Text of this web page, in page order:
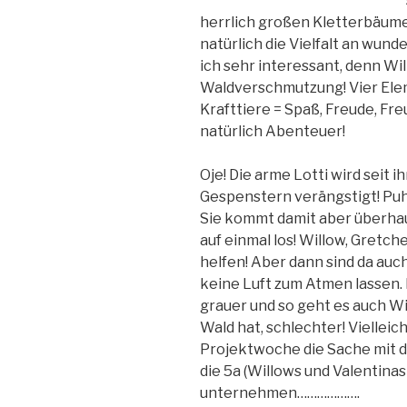
herrlich großen
natürlich die Vielfalt an
ich sehr interessant, denn
Waldverschmutzung! Vier
Krafttiere = Spaß, Freude,
natürlich Abenteuer!
Oje! Die arme Lotti wird seit
Gespenstern verängstigt!
Sie kommt damit aber
auf einmal los! Willow,
helfen! Aber dann sind da
keine Luft zum Atmen
grauer und so geht es auch
Wald hat, schlechter!
Projektwoche die Sache mit
die 5a (Willows und
unternehmen……………….